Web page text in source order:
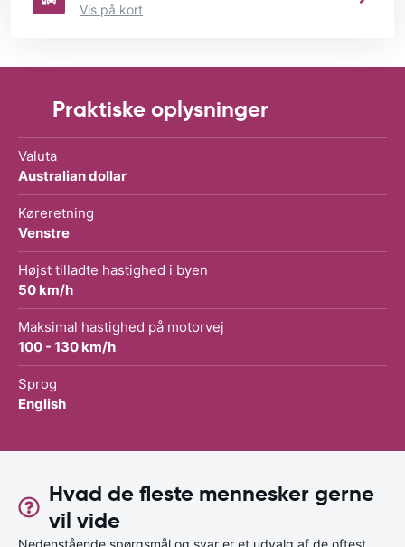
Vis på kort
Praktiske oplysninger
Valuta
Australian dollar
Køreretning
Venstre
Højst tilladte hastighed i byen
50 km/h
Maksimal hastighed på motorvej
100 - 130 km/h
Sprog
English
Hvad de fleste mennesker gerne
vil vide
Nedenstående spørgsmål og svar er et udvalg af de oftest